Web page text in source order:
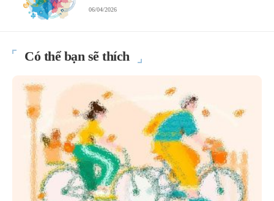
06/04/2026
Có thể bạn sẽ thích